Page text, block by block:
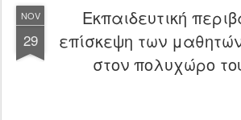
NOV
29
Εκπαιδευτική
επίσκεψη των
στον πολυχώρο